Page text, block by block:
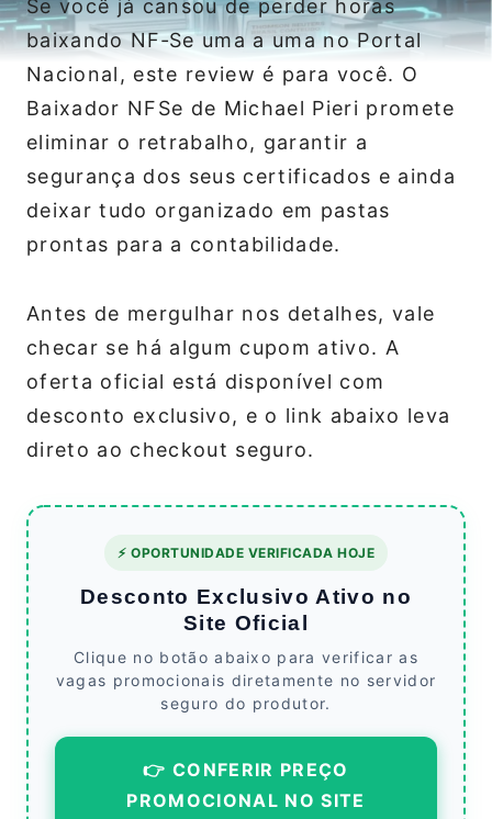
Se você já cansou de perder horas
baixando NF‑Se uma a uma no Portal
Nacional, este review é para você. O
Baixador NFSe de Michael Pieri promete
eliminar o retrabalho, garantir a
segurança dos seus certificados e ainda
deixar tudo organizado em pastas
prontas para a contabilidade.
Antes de mergulhar nos detalhes, vale
checar se há algum cupom ativo. A
oferta oficial está disponível com
desconto exclusivo, e o link abaixo leva
direto ao checkout seguro.
⚡ OPORTUNIDADE VERIFICADA HOJE
Desconto Exclusivo Ativo no
Site Oficial
Clique no botão abaixo para verificar as
vagas promocionais diretamente no servidor
seguro do produtor.
👉 CONFERIR PREÇO
PROMOCIONAL NO SITE